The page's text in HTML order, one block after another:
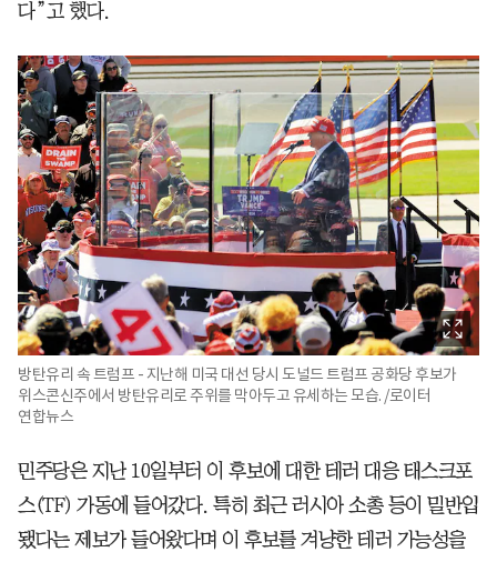
다”고 했다.
방탄유리 속 트럼프 - 지난해 미국 대선 당시 도널드 트럼프 공화당 후보가
위스콘신주에서 방탄유리로 주위를 막아두고 유세하는 모습. /로이터
연합뉴스
민주당은 지난 10일부터 이 후보에 대한 테러 대응 태스크포
스(TF) 가동에 들어갔다. 특히 최근 러시아 소총 등이 밀반입
됐다는 제보가 들어왔다며 이 후보를 겨냥한 테러 가능성을